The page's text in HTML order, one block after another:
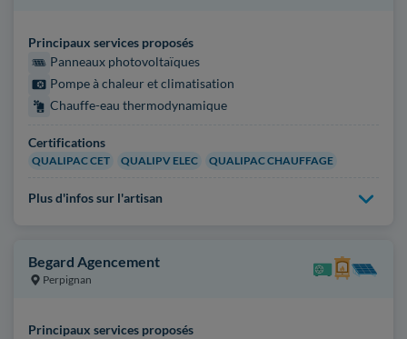
Principaux services proposés
Panneaux photovoltaïques
Pompe à chaleur et climatisation
Chauffe-eau thermodynamique
Certifications
QUALIPAC CET QUALIPV ELEC QUALIPAC CHAUFFAGE
Plus d'infos sur l'artisan
Begard Agencement
Perpignan
Principaux services proposés